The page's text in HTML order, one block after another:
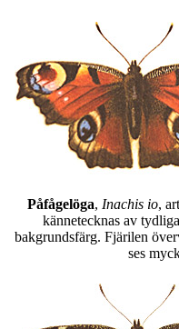
Påfågelöga, Inachis io,
kännetecknas av
bakgrundsfärg. Fjärilen
ses